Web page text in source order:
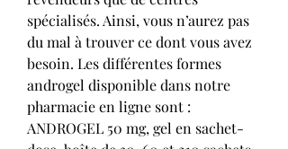
spécialisés. Ainsi, vous n’aurez pas
du mal à trouver ce dont vous avez
besoin. Les différentes formes
androgel disponible dans notre
pharmacie en ligne sont :
ANDROGEL 50 mg, gel en sachet-